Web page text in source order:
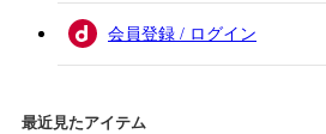
会員登録 / ログイン
最近見たアイテム